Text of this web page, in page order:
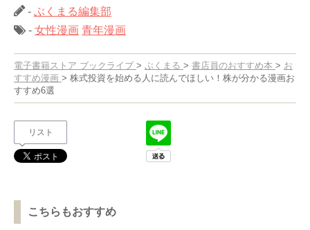
- ぶくまる編集部
- 女性漫画 青年漫画
電子書籍ストア ブックライブ > ぶくまる > 書店員のおすすめ本 > お
すすめ漫画 > 株式投資を始める人に読んでほしい！株が分かる漫画お
すすめ6選
リスト
こちらもおすすめ